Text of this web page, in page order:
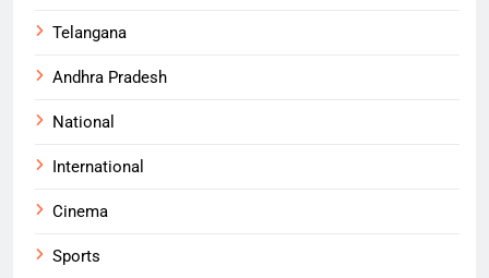
Telangana
Andhra Pradesh
National
International
Cinema
Sports